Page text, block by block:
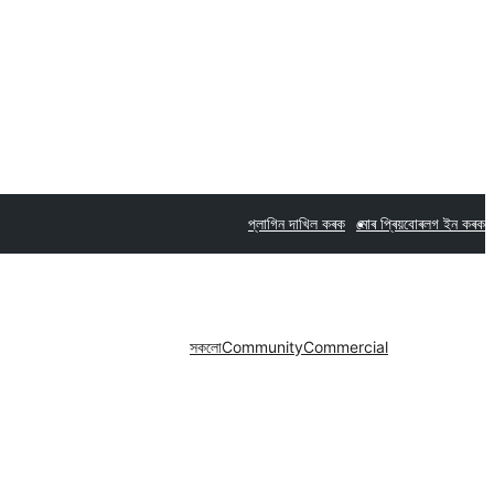
প্লাগিন দাখিল কৰক মোৰ প্ৰিয়বোৰলগ ইন কৰক
সকলোCommunityCommercial